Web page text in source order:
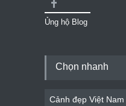
Ủng hộ Blog
Chọn nhanh
Cảnh đẹp Việt Nam